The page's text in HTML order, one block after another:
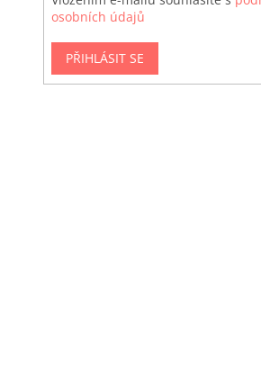
osobních údajů
PŘIHLÁSIT SE